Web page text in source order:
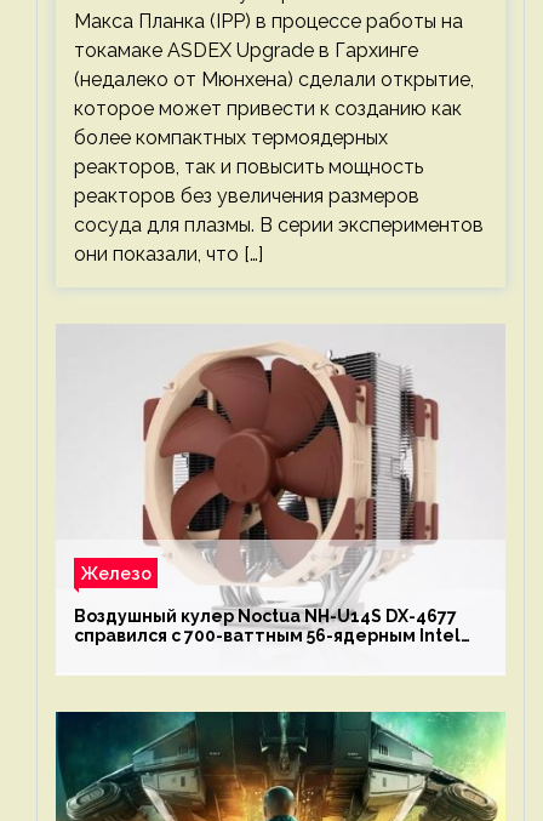
Макса Планка (IPP) в процессе работы на
токамаке ASDEX Upgrade в Гархинге
(недалеко от Мюнхена) сделали открытие,
которое может привести к созданию как
более компактных термоядерных
реакторов, так и повысить мощность
реакторов без увеличения размеров
сосуда для плазмы. В серии экспериментов
они показали, что […]
Железо
Воздушный кулер Noctua NH-U14S DX-4677
справился с 700-ваттным 56-ядерным Intel